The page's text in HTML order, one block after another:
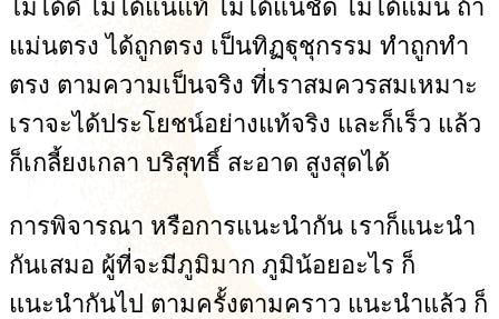
ไม่ได้ดี ไม่ได้แน่แท้ ไม่ได้แน่ชัด ไม่ได้แม่น ถ้า
แม่นตรง ได้ถูกตรง เป็นทิฏฐุชุกรรม ทำถูกทำ
ตรง ตามความเป็นจริง ที่เราสมควรสมเหมาะ
เราจะได้ประโยชน์อย่างแท้จริง และก็เร็ว แล้ว
ก็เกลี้ยงเกลา บริสุทธิ์ สะอาด สูงสุดได้
การพิจารณา หรือการแนะนำกัน เราก็แนะนำ
กันเสมอ ผู้ที่จะมีภูมิมาก ภูมิน้อยอะไร ก็
แนะนำกันไป ตามครั้งตามคราว แนะนำแล้ว ก็